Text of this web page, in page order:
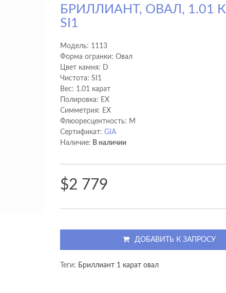
БРИЛЛИАНТ, ОВАЛ, 1.01
SI1
Модель: 1113
Форма огранки: Овал
Цвет камня: D
Чистота: SI1
Вес: 1.01 карат
Полировка: EX
Cимметрия: EX
Флюоресцентность: M
Сертификат:GIA
Наличие: В наличии
$2 779
ДОБАВИТЬ К ЗАПРОСУ
Теги: Бриллиант 1 карат овал